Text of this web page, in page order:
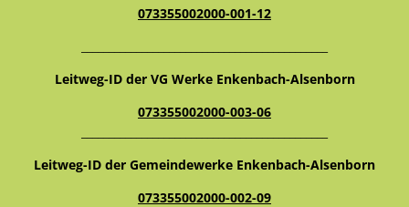
073355002000-001-12
Leitweg-ID der VG Werke Enkenbach-Alsenborn
073355002000-003-06
Leitweg-ID der Gemeindewerke Enkenbach-Alsenborn
073355002000-002-09